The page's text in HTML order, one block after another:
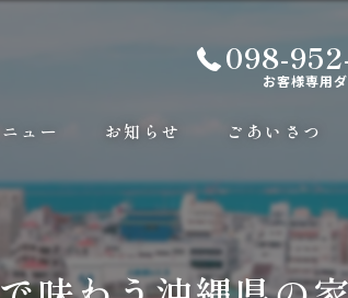
098-
お客様専用
ュー お知らせ ごあいさつ